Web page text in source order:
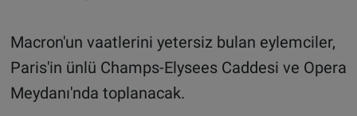
Macron'un vaatlerini yetersiz bulan eylemciler,
Paris'in ünlü Champs-Elysees Caddesi ve Opera
Meydanı'nda toplanacak.